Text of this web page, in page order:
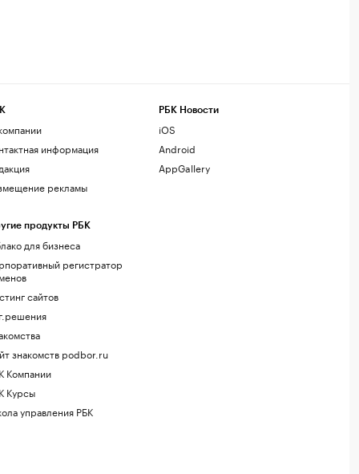
информация
рекламы
продукты РБК
для бизнеса
регистратор
сайтов
знакомств podbor.ru
Компании
Курсы
управления РБК
РБК Новости
iOS
Android
AppGallery